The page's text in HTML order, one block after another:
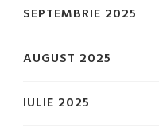
SEPTEMBRIE 2025
AUGUST 2025
IULIE 2025